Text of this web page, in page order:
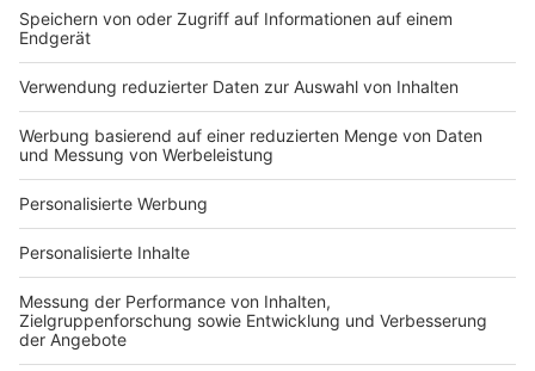
Bauprojekt-Quiz
Häuser-Suche
Hausanbieter-Suche
Bauprojekt-Profil
Für Unternehmen
Ihre Baufirma auf bauen.de
Kostenloses Infogespräch